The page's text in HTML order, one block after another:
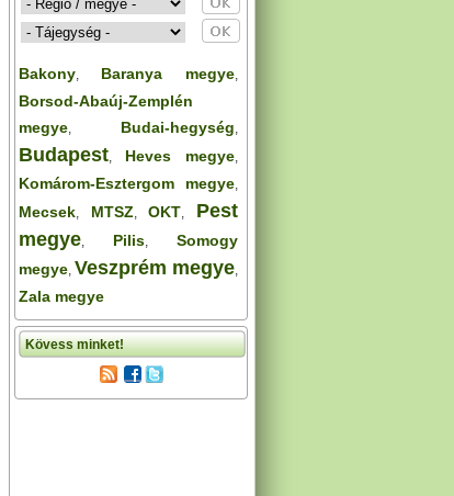
Bakony, Baranya megye,
Borsod-Abaúj-Zemplén
megye, Budai-hegység,
Budapest, Heves megye,
Komárom-Esztergom megye,
Mecsek, MTSZ,OKT, Pest
megye, Pilis, Somogy
megye, Veszprém megye,
Zala megye
Kövess minket!